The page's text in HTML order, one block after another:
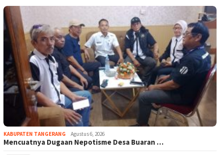
KABUPATEN TANGERANG Agustus 6, 2026
Mencuatnya Dugaan Nepotisme Desa Buaran …